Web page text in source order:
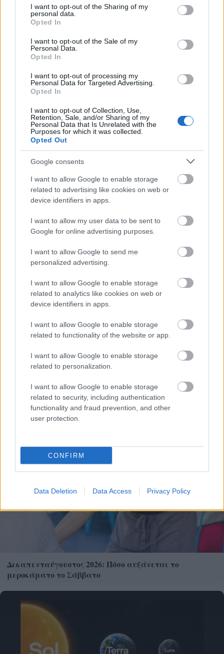
not limited to your visit or usage behaviour. You may click to
grant or deny consent to Google and its third-party tags to
use your data for below specified purposes in below Google
consent section.
I want to opt-out of the Sharing of my
personal data.
Opted In
I want to opt-out of the Sale of my
Personal Data.
Opted In
I want to opt-out of processing my
Personal Data for Targeted Advertising.
Opted In
I want to opt-out of Collection, Use,
Retention, Sale, and/or Sharing of my
Personal Data that Is Unrelated with the
Purposes for which it was collected.
Opted Out
Google consents
I want to allow Google to enable storage
related to advertising like cookies on web or
device identifiers in apps.
I want to allow my user data to be sent to
Google for online advertising purposes.
I want to allow Google to send me
personalized advertising.
I want to allow Google to enable storage
related to analytics like cookies on web or
device identifiers in apps.
I want to allow Google to enable storage
related to functionality of the website or app.
I want to allow Google to enable storage
related to personalization.
I want to allow Google to enable storage
related to security, including authentication
functionality and fraud prevention, and other
user protection.
CONFIRM
Data Deletion Data Access Privacy Policy
Το «ντόνατ» της OpenAI: Όλα όσα ξέρουμε για την
πρώτη της συσκευή με υπογραφή Jony Ive
Η Δυτική Ελλάδα παρουσιάζει στις ΗΠΑ τις δράσεις
Δεκαπενταύγουστος 2026: Πόσο αυξάνεται το
μεροκάματο το Σάββατο